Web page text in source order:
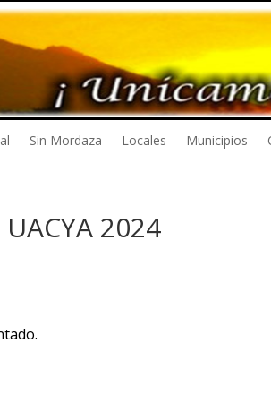
Sin Mordaza Locales Municipios
2024